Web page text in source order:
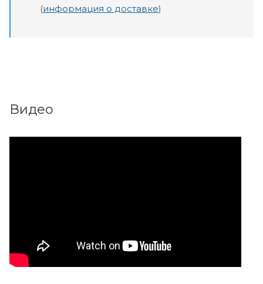
(информация о доставке)
Видео